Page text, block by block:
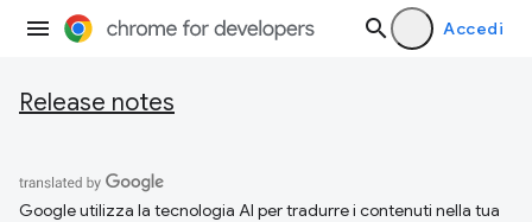
Accedi
Release notes
Google utilizza la tecnologia AI per tradurre i contenuti nella tua